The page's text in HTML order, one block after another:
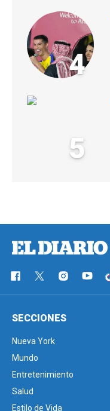
4
5
SECCIONES
Nueva York
Mundo
Entretenimiento
Salud
Estilo de Vida